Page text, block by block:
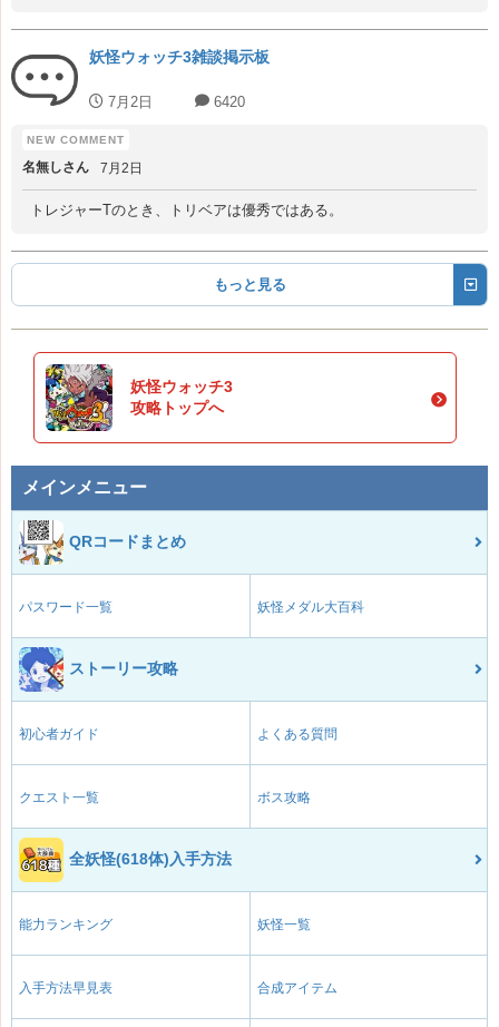
妖怪ウォッチ3雑談掲示板
7月2日 6420
名無しさん 7月2日
トレジャーTのとき、トリベアは優秀ではある。
もっと見る
妖怪ウォッチ3
攻略トップへ
メインメニュー
QRコードまとめ
パスワード一覧 妖怪メダル大百科
ストーリー攻略
初心者ガイド よくある質問
クエスト一覧 ボス攻略
全妖怪(618体)入手方法
能力ランキング 妖怪一覧
入手方法早見表 合成アイテム